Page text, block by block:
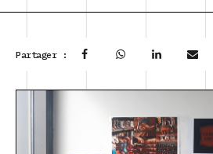
Partager :